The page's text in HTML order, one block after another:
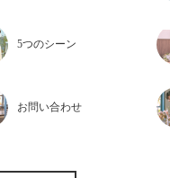
5つのシーン
お問い合わせ